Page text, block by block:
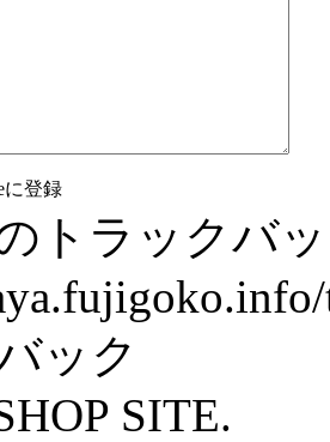
に登録
トラックバ
ック
SITE.